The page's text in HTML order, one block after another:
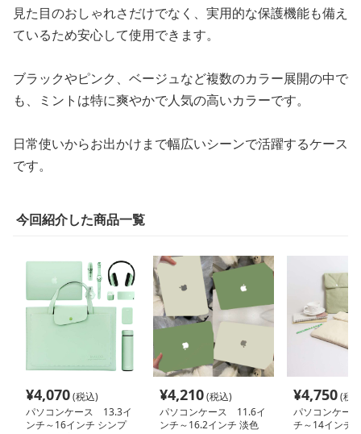
見た目のおしゃれさだけでなく、実用的な保護機能も備え
ているため安心して使用できます。
ブラックやピンク、ベージュなど複数のカラー展開の中で
も、ミントは特に爽やかで人気の高いカラーです。
日常使いからお出かけまで幅広いシーンで活躍するケース
です。
今回紹介した商品一覧
¥4,070(税込)
パソコンケース 13.3イ
ンチ～16インチ シンプ
¥4,210(税込)
パソコンケース 11.6イ
ンチ～16.2インチ 淡色
¥4,750(税
パソコンケー
チ～14インチ